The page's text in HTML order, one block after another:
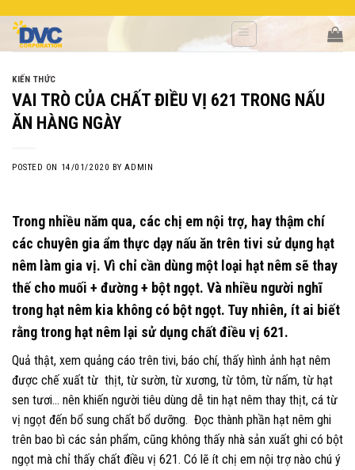
content
KIẾN THỨC
VAI TRÒ CỦA CHẤT ĐIỀU VỊ 621 TRONG NẤU
ĂN HÀNG NGÀY
POSTED ON 14/01/2020 BYADMIN
Trong nhiều năm qua, các chị em nội trợ, hay thậm chí
các chuyên gia ẩm thực dạy nấu ăn trên tivi sử dụng hạt
nêm làm gia vị. Vì chỉ cần dùng một loại hạt nêm sẽ thay
thế cho muối + đường + bột ngọt. Và nhiều người nghĩ
trong hạt nêm kia không có bột ngọt. Tuy nhiên, ít ai biết
rằng trong hạt nêm lại sử dụng chất điều vị 621.
Quả thật, xem quảng cáo trên tivi, báo chí, thấy hình ảnh hạt nêm
được chế xuất từ thịt, từ sườn, từ xương, từ tôm, từ nấm, từ hạt
sen tươi… nên khiến người tiêu dùng dễ tin hạt nêm thay thịt, cá từ
vị ngọt đến bổ sung chất bổ dưỡng. Đọc thành phần hạt nêm ghi
trên bao bì các sản phẩm, cũng không thấy nhà sản xuất ghi có bột
ngọt mà chỉ thấy chất điều vị 621. Có lẽ ít chị em nội trợ nào chú ý